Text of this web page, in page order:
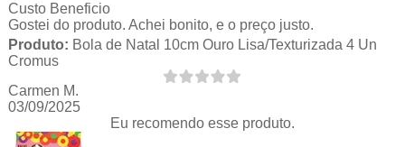
Custo Beneficio
Gostei do produto. Achei bonito, e o preço justo.
Produto: Bola de Natal 10cm Ouro Lisa/Texturizada 4 Un
Cromus
Carmen M.
03/09/2025
Eu recomendo esse produto.